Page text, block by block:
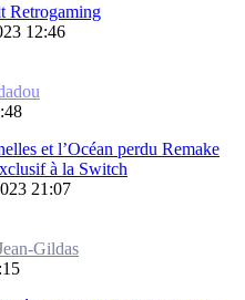
Retrogaming
12:46
et l’Océan perdu Remake
à la Switch
21:07
Gildas